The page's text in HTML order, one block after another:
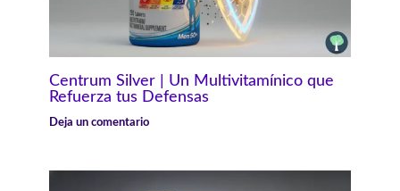
Centrum Silver | Un Multivitamínico que
Refuerza tus Defensas
Deja un comentario